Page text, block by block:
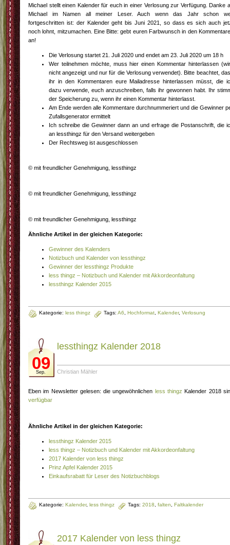
Michael stellt einen Kalender für euch in einer Verlosung zur Verfügung. Danke
Michael im Namen all meiner Leser. Auch wenn das Jahr schon
fortgeschritten ist: der Kalender geht bis Juni 2021, so dass es sich auch
noch lohnt, mitzumachen. Eine Bitte: gebt euren Farbwunsch in den
an!
Die Verlosung startet 21. Juli 2020 und endet am 23. Juli 2020 um 18 h
Wer teilnehmen möchte, muss hier einen Kommentar hinterlassen
nicht angezeigt und nur für die Verlosung verwendet). Bitte beachtet,
ihr in den Kommentaren eure Mailadresse hinterlassen müsst, die
dazu verwende, euch anzuschreiben, falls ihr gewonnen habt. Ihr
der Speicherung zu, wenn ihr einen Kommentar hinterlasst.
Am Ende werden alle Kommentare durchnummeriert und die Gewinner
Zufallsgenerator ermittelt
Ich schreibe die Gewinner dann an und erfrage die Postanschrift, die
an lessthingz für den Versand weitergeben
Der Rechtsweg ist ausgeschlossen
© mit freundlicher Genehmigung, lessthingz
© mit freundlicher Genehmigung, lessthingz
© mit freundlicher Genehmigung, lessthingz
Ähnliche Artikel in der gleichen Kategorie:
Gewinner des Kalenders
Notizbuch und Kalender von lessthingz
Gewinner der lessthingz Produkte
less thingz – Notizbuch und Kalender mit Akkordeonfaltung
lessthingz Kalender 2015
Kategorie: less thingz Tags: A6 Hochformat Kalender, Verlosung
09
Sep.
lessthingz Kalender 2018
Christian Mähler
Eben im Newsletter gelesen: die ungewöhnlichen less thingz Kalender 2018
verfügbar
Ähnliche Artikel in der gleichen Kategorie:
lessthingz Kalender 2015
less thingz – Notizbuch und Kalender mit Akkordeonfaltung
2017 Kalender von less thingz
Prinz Apfel Kalender 2015
Einkaufsrabatt für Leser des Notizbuchblogs
Kategorie: Kalender, less thingz Tags: 2018 falten Faltkalender
2017 Kalender von less thingz